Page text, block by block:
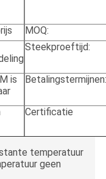
MOQ:
Steekproeftijd:
is
Betalingstermijnen:
Certificatie
temperatuur
geen